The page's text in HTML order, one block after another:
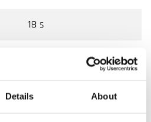
Details About
18 s
R 1/2 "